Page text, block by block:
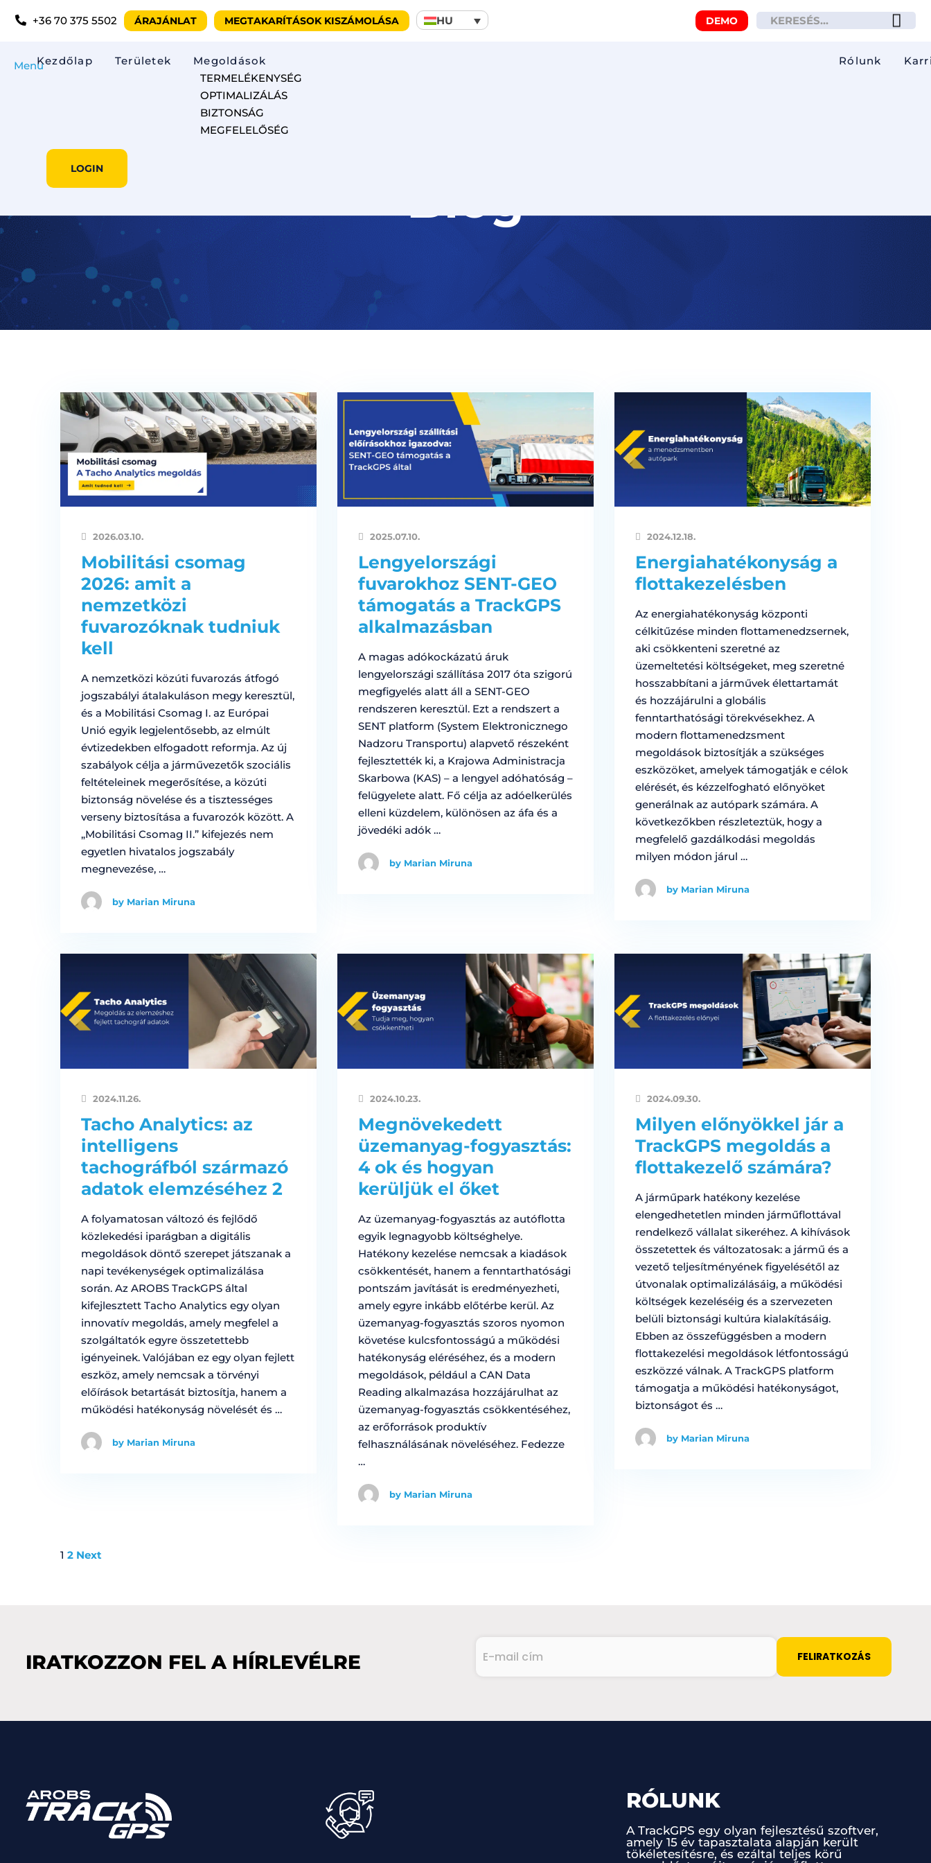
+36 70 375 5502 ÁRAJÁNLAT MEGTAKARÍTÁSOK KISZÁMOLÁSA HU DEMO
MenuKezdőlap Területek
Megoldások
TERMELÉKENYSÉG
OPTIMALIZÁLÁS
BIZTONSÁG
MEGFELELŐSÉG
Rólunk
LOGIN
Blog
2026.03.10.
Mobilitási csomag
2026: amit a
nemzetközi
fuvarozóknak tudniuk
kell
A nemzetközi közúti fuvarozás átfogó
jogszabályi átalakuláson megy keresztül,
és a Mobilitási Csomag I. az Európai
Unió egyik legjelentősebb, az elmúlt
évtizedekben elfogadott reformja. Az új
szabályok célja a járművezetők szociális
feltételeinek megerősítése, a közúti
biztonság növelése és a tisztességes
verseny biztosítása a fuvarozók között. A
„Mobilitási Csomag II.” kifejezés nem
egyetlen hivatalos jogszabály
megnevezése, …
by Marian Miruna
2025.07.10.
Lengyelországi
fuvarokhoz SENT-GEO
támogatás a TrackGPS
alkalmazásban
A magas adókockázatú áruk
lengyelországi szállítása 2017 óta szigorú
megfigyelés alatt áll a SENT-GEO
rendszeren keresztül. Ezt a rendszert a
SENT platform (System Elektronicznego
Nadzoru Transportu) alapvető részeként
fejlesztették ki, a Krajowa Administracja
Skarbowa (KAS) – a lengyel adóhatóság –
felügyelete alatt. Fő célja az adóelkerülés
elleni küzdelem, különösen az áfa és a
jövedéki adók …
by Marian Miruna
2024.12.18.
Energiahatékonyság a
flottakezelésben
Az energiahatékonyság központi
célkitűzése minden flottamenedzsernek,
aki csökkenteni szeretné az
üzemeltetési költségeket, meg szeretné
hosszabbítani a járművek élettartamát
és hozzájárulni a globális
fenntarthatósági törekvésekhez. A
modern flottamenedzsment
megoldások biztosítják a szükséges
eszközöket, amelyek támogatják e célok
elérését, és kézzelfogható előnyöket
generálnak az autópark számára. A
következőkben részleteztük, hogy a
megfelelő gazdálkodási megoldás
milyen módon járul …
by Marian Miruna
2024.11.26.
Tacho Analytics: az
intelligens
tachográfból származó
adatok elemzéséhez 2
A folyamatosan változó és fejlődő
közlekedési iparágban a digitális
megoldások döntő szerepet játszanak a
napi tevékenységek optimalizálása
során. Az AROBS TrackGPS által
kifejlesztett Tacho Analytics egy olyan
innovatív megoldás, amely megfelel a
szolgáltatók egyre összetettebb
igényeinek. Valójában ez egy olyan fejlett
eszköz, amely nemcsak a törvényi
előírások betartását biztosítja, hanem a
működési hatékonyság növelését és …
by Marian Miruna
2024.10.23.
Megnövekedett
üzemanyag-fogyasztás:
4 ok és hogyan
kerüljük el őket
Az üzemanyag-fogyasztás az autóflotta
egyik legnagyobb költséghelye.
Hatékony kezelése nemcsak a kiadások
csökkentését, hanem a fenntarthatósági
pontszám javítását is eredményezheti,
amely egyre inkább előtérbe kerül. Az
üzemanyag-fogyasztás szoros nyomon
követése kulcsfontosságú a működési
hatékonyság eléréséhez, és a modern
megoldások, például a CAN Data
Reading alkalmazása hozzájárulhat az
üzemanyag-fogyasztás csökkentéséhez,
az erőforrások produktív
felhasználásának növeléséhez. Fedezze
…
by Marian Miruna
2024.09.30.
Milyen előnyökkel jár a
TrackGPS megoldás a
flottakezelő számára?
A járműpark hatékony kezelése
elengedhetetlen minden járműflottával
rendelkező vállalat sikeréhez. A kihívások
összetettek és változatosak: a jármű és a
vezető teljesítményének figyelésétől az
útvonalak optimalizálásáig, a működési
költségek kezeléséig és a szervezeten
belüli biztonsági kultúra kialakításáig.
Ebben az összefüggésben a modern
flottakezelési megoldások létfontosságú
eszközzé válnak. A TrackGPS platform
támogatja a működési hatékonyságot,
biztonságot és …
by Marian Miruna
1 2 Next
IRATKOZZON FEL A HÍRLEVÉLRE
mail
RÓLUNK
A TrackGPS egy olyan fejlesztésű szoftver,
amely 15 év tapasztalata alapján került
tökéletesítésre, és ezáltal teljes körű